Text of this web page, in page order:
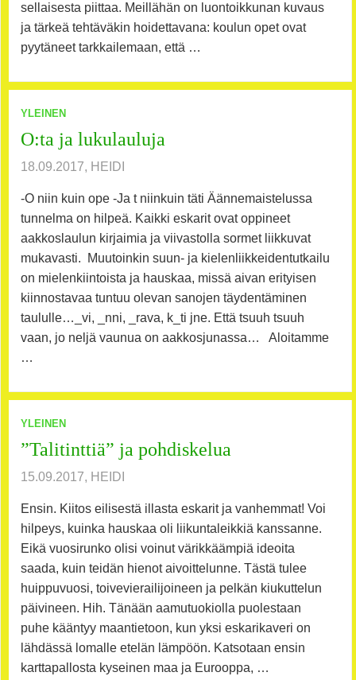
sellaisesta piittaa. Meillähän on luontoikkunan kuvaus
ja tärkeä tehtäväkin hoidettavana: koulun opet ovat
pyytäneet tarkkailemaan, että …
YLEINEN
O:ta ja lukulauluja
18.09.2017, HEIDI
-O niin kuin ope -Ja t niinkuin täti Äännemaistelussa
tunnelma on hilpeä. Kaikki eskarit ovat oppineet
aakkoslaulun kirjaimia ja viivastolla sormet liikkuvat
mukavasti. Muutoinkin suun- ja kielenliikkeidentutkailu
on mielenkiintoista ja hauskaa, missä aivan erityisen
kiinnostavaa tuntuu olevan sanojen täydentäminen
taululle…_vi, _nni, _rava, k_ti jne. Että tsuuh tsuuh
vaan, jo neljä vaunua on aakkosjunassa… Aloitamme
…
YLEINEN
”Talitinttiä” ja pohdiskelua
15.09.2017, HEIDI
Ensin. Kiitos eilisestä illasta eskarit ja vanhemmat! Voi
hilpeys, kuinka hauskaa oli liikuntaleikkiä kanssanne.
Eikä vuosirunko olisi voinut värikkäämpiä ideoita
saada, kuin teidän hienot aivoittelunne. Tästä tulee
huippuvuosi, toivevierailijoineen ja pelkän kiukuttelun
päivineen. Hih. Tänään aamutuokiolla puolestaan
puhe kääntyy maantietoon, kun yksi eskarikaveri on
lähdässä lomalle etelän lämpöön. Katsotaan ensin
karttapallosta kyseinen maa ja Eurooppa, …